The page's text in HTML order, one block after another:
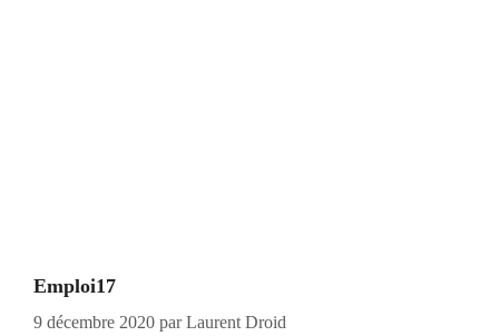
Emploi17
9 décembre 2020 parLaurent Droid